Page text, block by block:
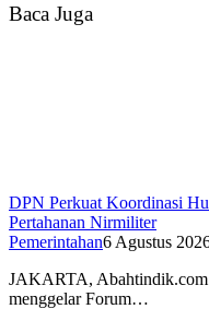
Baca Juga
DPN Perkuat Koordinasi
Pertahanan Nirmiliter
Pemerintahan6 Agustus
JAKARTA, Abahtindik.com
menggelar Forum…